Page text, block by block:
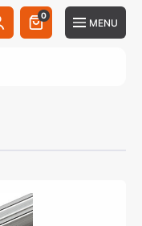
0
MENU